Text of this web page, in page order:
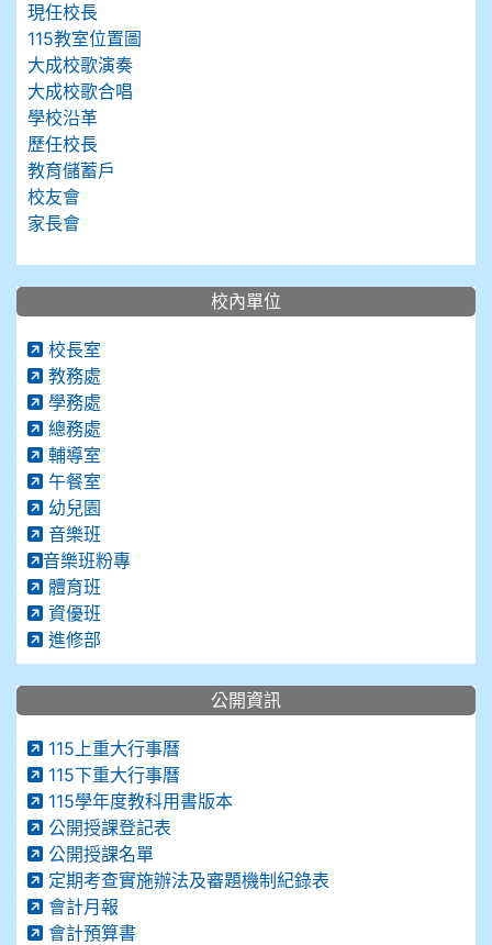
現任校長
115教室位置圖
大成校歌演奏
大成校歌合唱
學校沿革
歷任校長
教育儲蓄戶
校友會
家長會
校內單位
校長室
教務處
學務處
總務處
輔導室
午餐室
幼兒園
音樂班
音樂班粉專
體育班
資優班
進修部
公開資訊
115上重大行事曆
115下重大行事曆
115學年度教科用書版本
公開授課登記表
公開授課名單
定期考查實施辦法及審題機制紀錄表
會計月報
會計預算書